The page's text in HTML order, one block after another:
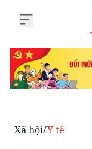
Xã hội/Y tế